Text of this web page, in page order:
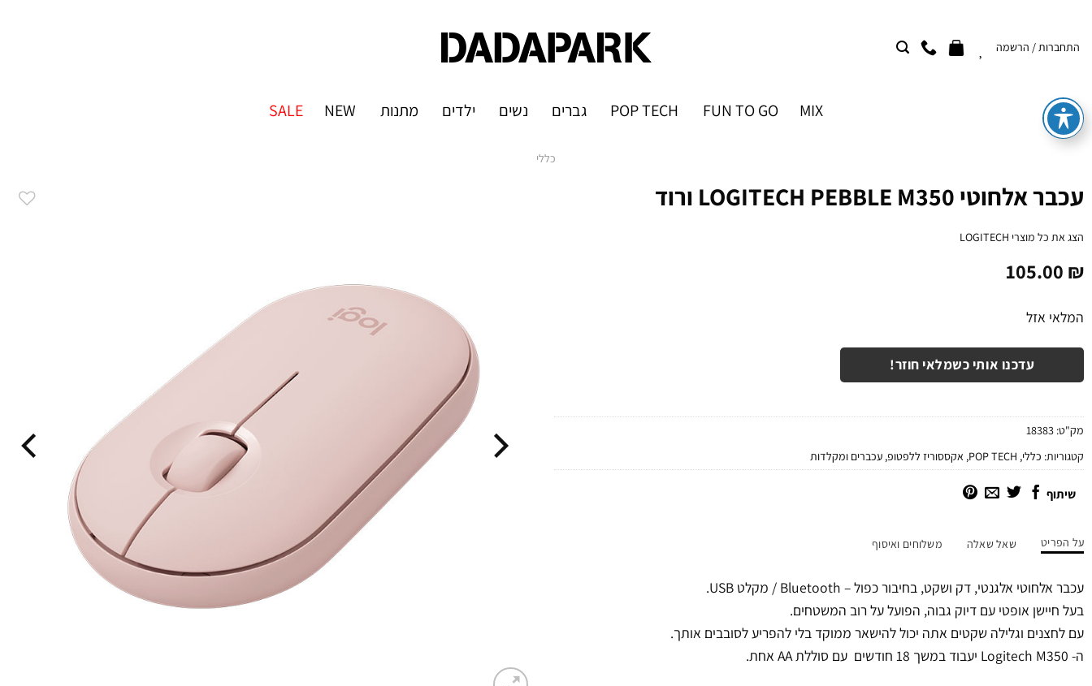
content
התחברות / הרשמה
MIX
FUN TO GO
POP TECH גברים נשים ילדים מתנות NEW
SALE
כללי
עכבר אלחוטי LOGITECH PEBBLE M350 ורוד
הצג את כל מוצרי LOGITECH
105.00 ₪
המלאי אזל
עדכנו אותי כשמלאי חוזר!
מק"ט: 18383
קטגוריות: כללי,
POP TECH
, אקססוריז ללפטופ, עכברים ומקלדות
שיתוף
על הפריט שאל שאלה משלוחים ואיסוף
עכבר אלחוטי אלגנטי, דק ושקט, בחיבור כפול – Bluetooth / מקלט USB.
בעל חיישן אופטי עם דיוק גבוה, הפועל על רוב המשטחים.
עם לחצנים וגלילה שקטים אתה יכול להישאר ממוקד בלי להפריע לסובבים אותך.
ה- Logitech M350 יעבוד במשך 18 חודשים עם סוללת AA אחת.